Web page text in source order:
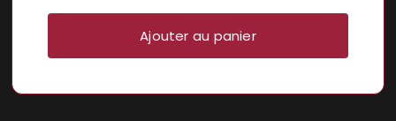
Ajouter au panier